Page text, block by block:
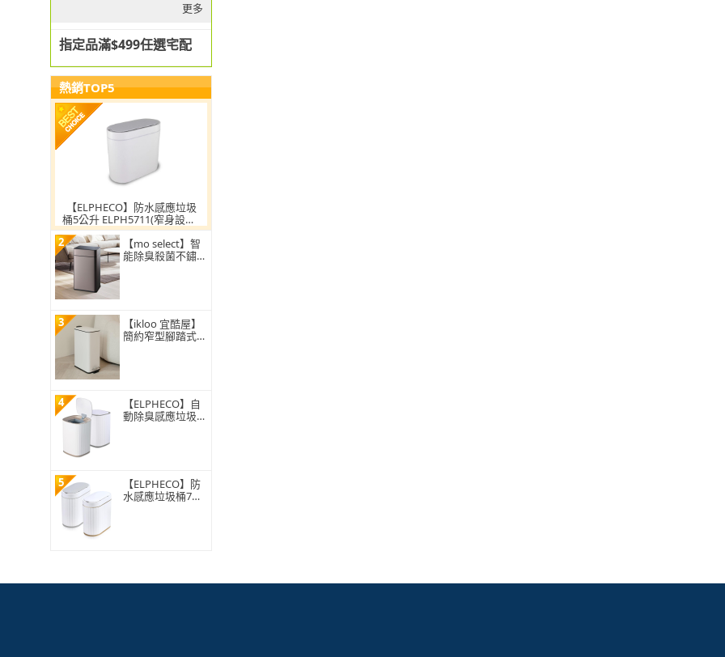
更多
指定品滿$499任選宅配
熱銷TOP5
【ELPHECO】防水感應垃圾
桶5公升 ELPH5711(窄身設計/
小容量/小空間適用)
2
【mo select】智
能除臭殺菌不鏽鋼
3
【ikloo 宜酷屋】
簡約窄型腳踏式垃
4
【ELPHECO】自
動除臭感應垃圾桶
5
【ELPHECO】防
水感應垃圾桶7公